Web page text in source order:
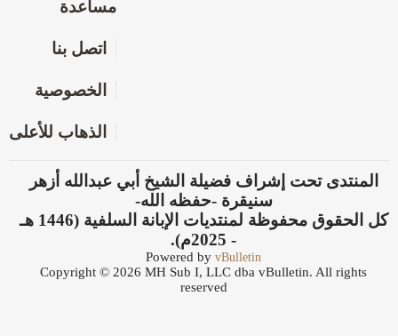
مساعدة
اتصل بنا
الخصوصية
الذهاب للأعلى
المنتدى تحت إشراف فضيلة الشيخ أبي عبدالله أزهر
سنيقرة -حفظه الله-
كل الحقوق محفوظة لمنتديات الإبانة السلفية (1446 هـ
- 2025م).
Powered by vBulletin
Copyright © 2026 MH Sub I, LLC dba vBulletin. All rights
reserved